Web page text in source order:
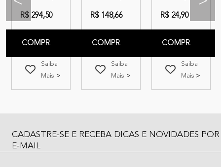
R$ 294,50
COMPRAR
Saiba
Mais
R$ 148,66
COMPRAR
Saiba
Mais
R$ 24,90
COMPRAR
Saiba
Mais
CADASTRE-SE E RECEBA DICAS E NOVIDADES POR
E-MAIL